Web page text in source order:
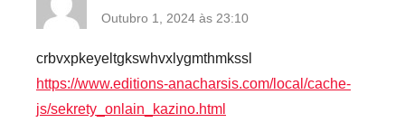
Outubro 1, 2024 às 23:10
crbvxpkeyeltgkswhvxlygmthmkssl
https://www.editions-anacharsis.com/local/cache-
js/sekrety_onlain_kazino.html